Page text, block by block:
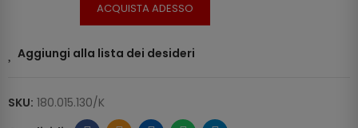
ACQUISTA ADESSO
Aggiungi alla lista dei desideri
SKU: 180.015.130/K